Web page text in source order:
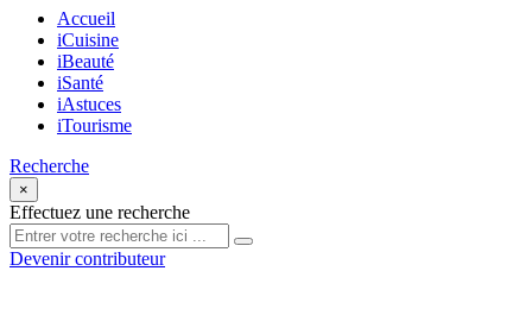
Accueil
iCuisine
iBeauté
iSanté
iAstuces
iTourisme
Recherche
×
Effectuez une recherche
Devenir contributeur